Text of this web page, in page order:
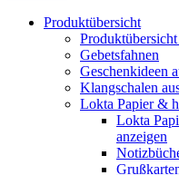
Produktübersicht
Gebetsfahnen
Geschenkideen
Klangschalen
Lokta Papier &
Lokta
anzeigen